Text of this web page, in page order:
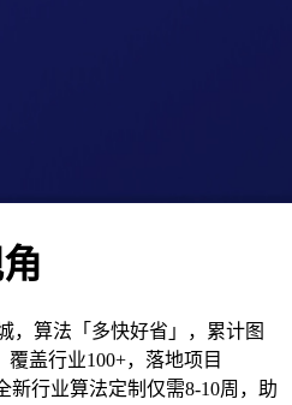
，算法「多快好省」，累计图
盖行业100+，落地项目
新行业算法定制仅需8-10周，助